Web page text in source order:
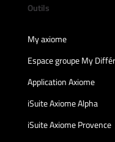
Outils
My axiome
Espace groupe My
Application Axiome
iSuite Axiome Alpha
iSuite Axiome Provence